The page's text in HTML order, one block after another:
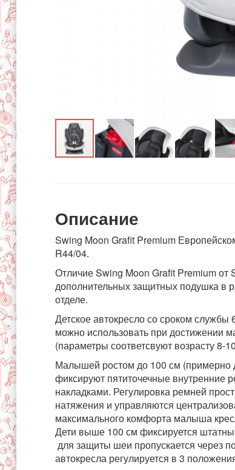
Описание
Swing Moon Grafit Premium
R44/04.
Отличие Swing Moon Grafit Premium от
дополнительных защитных подушка в
отделе.
Детское автокресло со сроком службы
можно использовать при достижении
(параметры соответсвуют возрасту 8-
Малышей ростом до 100 см (примерно
фиксируют пятиточечные внутренние
накладками. Регулировка ремней
натяжения и управляются
максимального комфорта малыша
Дети выше 100 см фиксируется
для защиты шеи пропускается через
автокресла регулируется в 3